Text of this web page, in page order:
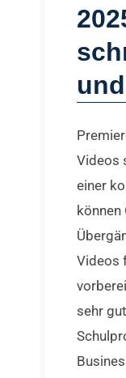
Videos
einer
können
Videos
sehr